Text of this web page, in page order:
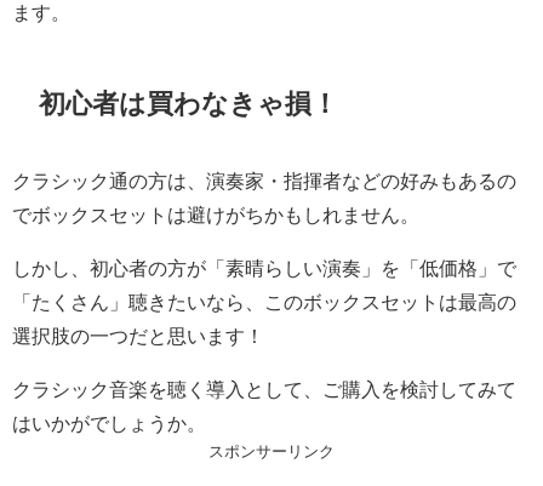
ます。
初心者は買わなきゃ損！
クラシック通の方は、演奏家・指揮者などの好みもあるの
でボックスセットは避けがちかもしれません。
しかし、初心者の方が「素晴らしい演奏」を「低価格」で
「たくさん」聴きたいなら、このボックスセットは最高の
選択肢の一つだと思います！
クラシック音楽を聴く導入として、ご購入を検討してみて
はいかがでしょうか。
スポンサーリンク